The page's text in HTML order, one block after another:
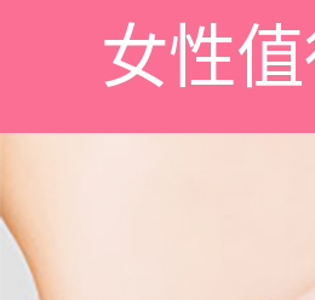
女性